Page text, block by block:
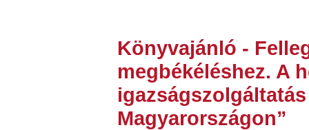
Könyvajánló -
megbékéléshez. A
Magyarországon”